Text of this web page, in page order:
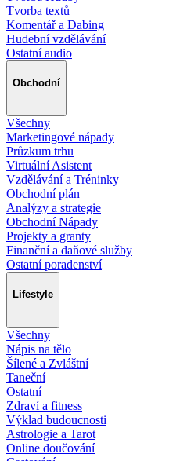
Tvorba textů
Komentář a Dabing
Hudební vzdělávání
Ostatní audio
Obchodní
Všechny
Marketingové nápady
Průzkum trhu
Virtuální Asistent
Vzdělávání a Tréninky
Obchodní plán
Analýzy a strategie
Obchodní Nápady
Projekty a granty
Finanční a daňové služby
Ostatní poradenství
Lifestyle
Všechny
Nápis na tělo
Šílené a Zvláštní
Taneční
Ostatní
Zdraví a fitness
Výklad budoucnosti
Astrologie a Tarot
Online doučování